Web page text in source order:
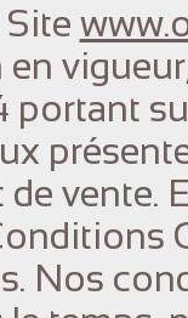
portant
vente.
Nos